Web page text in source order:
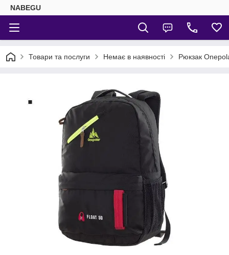
NABEGU
Товари та послуги Немає в наявності Рюкзак